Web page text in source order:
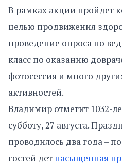
В рамках акции пройдет
целью продвижения
проведение опроса по
класс по оказанию
фотосессия и много
активностей.
Владимир отметит 1032-
субботу, 27 августа.
проводилось два года –
гостей дет насыщенная